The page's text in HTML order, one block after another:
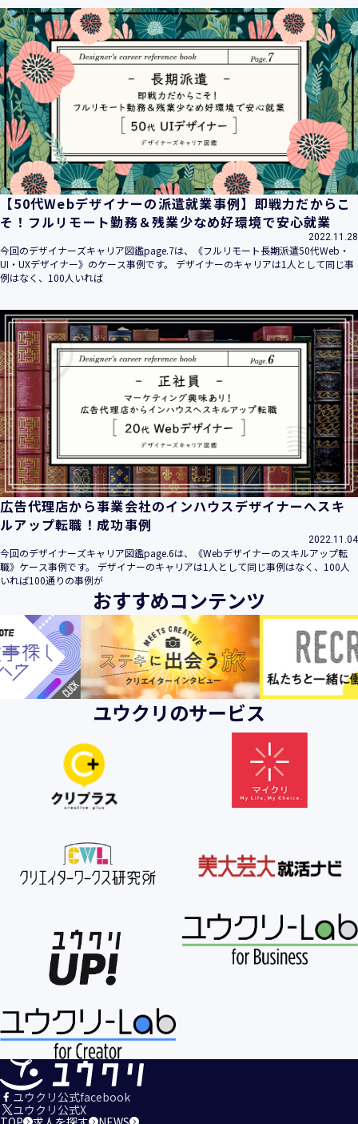
【50代Webデザイナーの派遣就業事例】即戦力だからこ
そ！フルリモート勤務＆残業少なめ好環境で安心就業
2022.11.28
今回のデザイナーズキャリア図鑑page.7は、《フルリモート長期派遣50代Web・
UI・UXデザイナー》のケース事例です。 デザイナーのキャリアは1人として同じ事
例はなく、100人いれば
広告代理店から事業会社のインハウスデザイナーへスキ
ルアップ転職！成功事例
2022.11.04
今回のデザイナーズキャリア図鑑page.6は、《Webデザイナーのスキルアップ転
職》ケース事例です。 デザイナーのキャリアは1人として同じ事例はなく、100人
いれば100通りの事例が
おすすめコンテンツ
ユウクリのサービス
ユウクリ公式facebook
ユウクリ公式X